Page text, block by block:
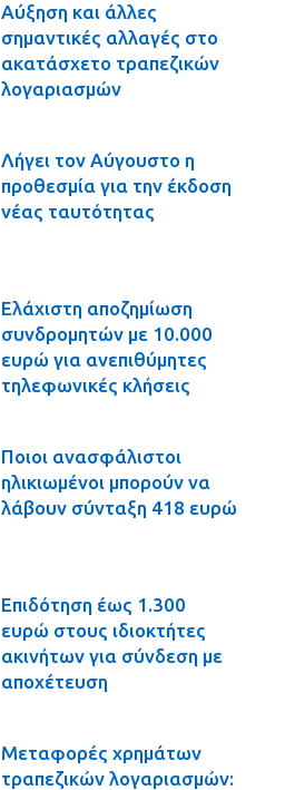
Αύξηση και άλλες
σημαντικές αλλαγές στο
ακατάσχετο τραπεζικών
λογαριασμών
Λήγει τον Αύγουστο η
προθεσμία για την έκδοση
νέας ταυτότητας
Ελάχιστη αποζημίωση
συνδρομητών με 10.000
ευρώ για ανεπιθύμητες
τηλεφωνικές κλήσεις
Ποιοι ανασφάλιστοι
ηλικιωμένοι μπορούν να
λάβουν σύνταξη 418 ευρώ
Επιδότηση έως 1.300
ευρώ στους ιδιοκτήτες
ακινήτων για σύνδεση με
αποχέτευση
Μεταφορές χρημάτων
τραπεζικών λογαριασμών: